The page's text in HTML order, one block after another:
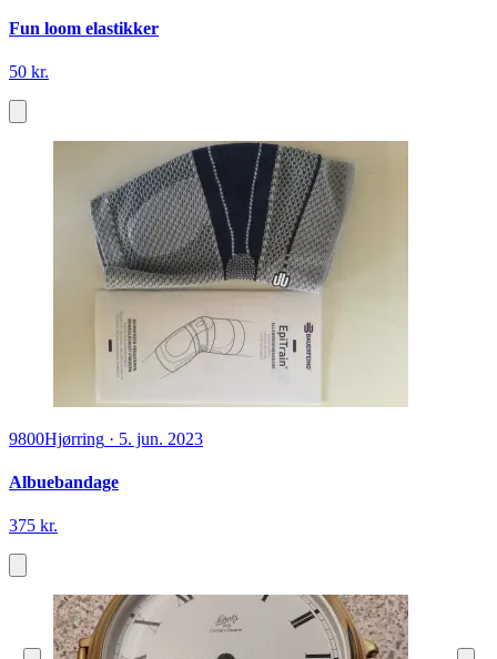
Fun loom elastikker
50 kr.
9800Hjørring · 5. jun. 2023
Albuebandage
375 kr.